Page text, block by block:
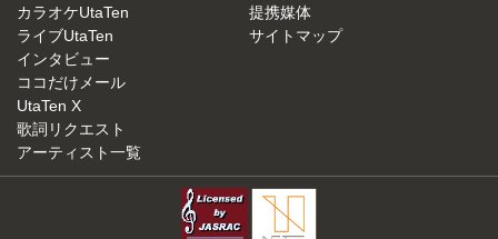
カラオケUtaTen
ライブUtaTen
インタビュー
ココだけメール
UtaTen X
歌詞リクエスト
アーティスト一覧
提携媒体
サイトマップ